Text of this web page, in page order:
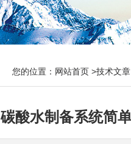
您的位置： 网站首页 >技术文章
酸水制备系统简